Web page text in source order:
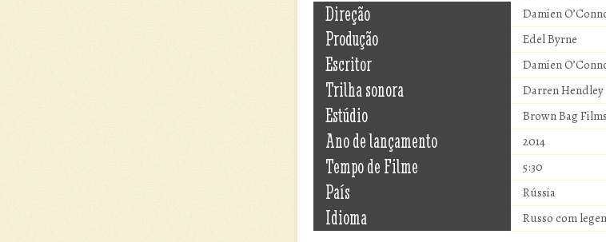
Direção Damien
Produção Edel Byrne
Escritor Damien
Trilha sonora Darren Hendley
Estúdio Brown Bag Films
Ano de lançamento 2014
Tempo de Filme 5:30
País Rússia
Idioma Russo com